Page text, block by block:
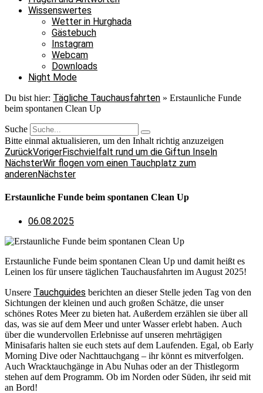
Wissenswertes
Wetter in Hurghada
Gästebuch
Instagram
Webcam
Downloads
Night Mode
Du bist hier: Tägliche Tauchausfahrten » Erstaunliche Funde
beim spontanen Clean Up
Suche
Bitte einmal aktualisieren, um den Inhalt richtig anzuzeigen
ZurückVorigerFischvielfalt rund um die Giftun Inseln
NächsterWir flogen vom einen Tauchplatz zum
anderenNächster
Erstaunliche Funde beim spontanen Clean Up
06.08.2025
Erstaunliche Funde beim spontanen Clean Up und damit heißt es
Leinen los für unsere täglichen Tauchausfahrten im August 2025!
Unsere Tauchguides berichten an dieser Stelle jeden Tag von den
Sichtungen der kleinen und auch großen Schätze, die unser
schönes Rotes Meer zu bieten hat. Außerdem erzählen sie über all
das, was sie auf dem Meer und unter Wasser erlebt haben. Auch
über die wundervollen Erlebnisse auf unseren mehrtägigen
Minisafaris halten sie euch stets auf dem Laufenden. Egal, ob Early
Morning Dive oder Nachttauchgang – ihr könnt es mitverfolgen.
Auch Wracktauchgänge in Abu Nuhas oder an der Thistlegorm
stehen auf dem Programm. Ob im Norden oder Süden, ihr seid mit
an Bord!